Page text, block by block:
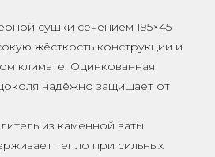
сушки сечением 195×45
жёсткость конструкции и
климате. Оцинкованная
надёжно защищает от
из каменной ваты
тепло при сильных